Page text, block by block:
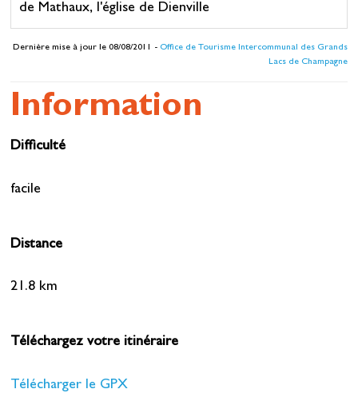
de Mathaux, l'église de Dienville
Dernière mise à jour le 08/08/2011 - Office de Tourisme Intercommunal des Grands
Lacs de Champagne
Information
Difficulté
facile
Distance
21.8 km
Téléchargez votre itinéraire
Télécharger le GPX